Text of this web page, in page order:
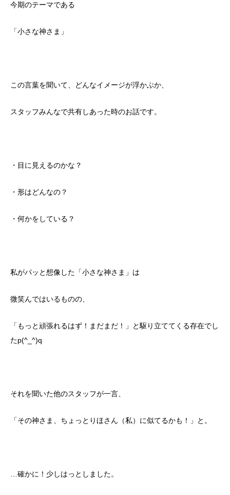
今期のテーマである
「小さな神さま」
この言葉を聞いて、どんなイメージが浮かぶか、
スタッフみんなで共有しあった時のお話です。
・目に見えるのかな？
・形はどんなの？
・何かをしている？
私がパッと想像した「小さな神さま」は
微笑んではいるものの、
「もっと頑張れるはず！まだまだ！」と駆り立ててくる存在でし
たp(^_^)q
それを聞いた他のスタッフが一言、
「その神さま、ちょっとりほさん（私）に似てるかも！」と。
…確かに！少しはっとしました。